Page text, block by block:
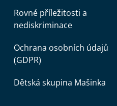
Rovné příležitosti a
nediskriminace
Ochrana osobních údajů
(GDPR)
Dětská skupina Mašinka